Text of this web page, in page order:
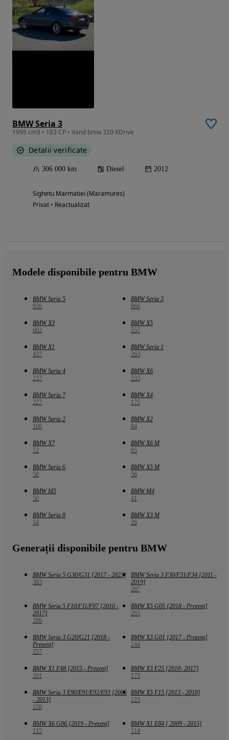
BMW Seria 3
1995 cm3 • 183 CP • Vand bmw 320 XDrive
Detalii verificate
306 000 km Diesel 2012
Sighetu Marmatiei (Maramures)
Privat • Reactualizat
Modele disponibile pentru BMW
BMW Seria 5
926
BMW Seria 3
866
BMW X3
602
BMW X5
557
BMW X1
437
BMW Seria 1
263
BMW Seria 4
237
BMW X6
233
BMW Seria 7
227
BMW X4
175
BMW Seria 2
160
BMW X2
84
BMW X7
72
BMW X6 M
65
BMW Seria 6
58
BMW X5 M
56
BMW M5
50
BMW M4
41
BMW Seria 8
34
BMW X3 M
26
Generații disponibile pentru BMW
BMW Seria 5 G30/G31 [2017 - 2023]
383
BMW Seria 3 F30/F31/F34 [2011 -
2019]
287
BMW Seria 5 F10/F11/F07 [2010 -
2017]
280
BMW X5 G05 [2018 - Prezent]
263
BMW Seria 3 G20/G21 [2018 -
Prezent]
257
BMW X3 G01 [2017 - Prezent]
244
BMW X1 F48 [2015 - Prezent]
201
BMW X3 F25 [2010- 2017]
173
BMW Seria 3 E90/E91/E92/E93 [2005
- 2013]
158
BMW X5 F15 [2013 - 2018]
123
BMW X6 G06 [2019 - Prezent]
115
BMW X1 E84 [ 2009 - 2015]
114